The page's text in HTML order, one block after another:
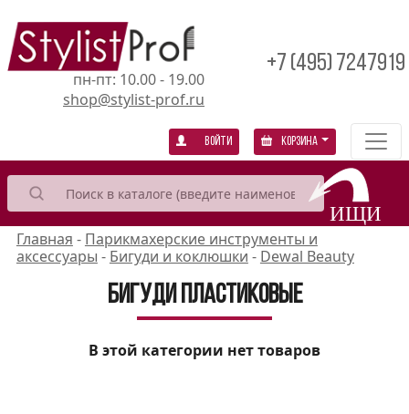
пн-пт: 10.00 - 19.00
shop@stylist-prof.ru
+7 (495) 7247919
Войти Корзина
Главная - Парикмахерские инструменты и
аксессуары - Бигуди и коклюшки - Dewal Beauty
Бигуди пластиковые
В этой категории нет товаров